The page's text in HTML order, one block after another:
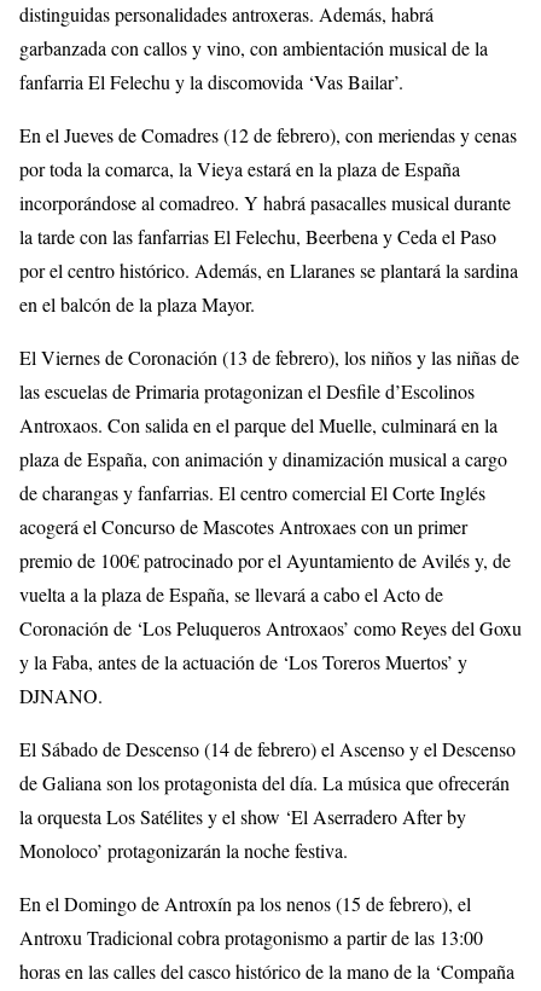
distinguidas personalidades antroxeras. Además, habrá
garbanzada con callos y vino, con ambientación musical de la
fanfarria El Felechu y la discomovida ‘Vas Bailar’.
En el Jueves de Comadres (12 de febrero), con meriendas y cenas
por toda la comarca, la Vieya estará en la plaza de España
incorporándose al comadreo. Y habrá pasacalles musical durante
la tarde con las fanfarrias El Felechu, Beerbena y Ceda el Paso
por el centro histórico. Además, en Llaranes se plantará la sardina
en el balcón de la plaza Mayor.
El Viernes de Coronación (13 de febrero), los niños y las niñas de
las escuelas de Primaria protagonizan el Desfile d’Escolinos
Antroxaos. Con salida en el parque del Muelle, culminará en la
plaza de España, con animación y dinamización musical a cargo
de charangas y fanfarrias. El centro comercial El Corte Inglés
acogerá el Concurso de Mascotes Antroxaes con un primer
premio de 100€ patrocinado por el Ayuntamiento de Avilés y, de
vuelta a la plaza de España, se llevará a cabo el Acto de
Coronación de ‘Los Peluqueros Antroxaos’ como Reyes del Goxu
y la Faba, antes de la actuación de ‘Los Toreros Muertos’ y
DJNANO.
El Sábado de Descenso (14 de febrero) el Ascenso y el Descenso
de Galiana son los protagonista del día. La música que ofrecerán
la orquesta Los Satélites y el show ‘El Aserradero After by
Monoloco’ protagonizarán la noche festiva.
En el Domingo de Antroxín pa los nenos (15 de febrero), el
Antroxu Tradicional cobra protagonismo a partir de las 13:00
horas en las calles del casco histórico de la mano de la ‘Compaña